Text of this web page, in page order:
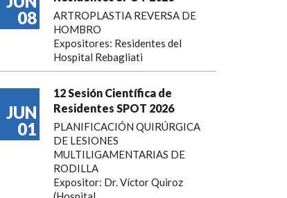
08
ARTROPLASTIA REVERSA DE
HOMBRO
Expositores: Residentes del
Hospital Rebagliati
JUN
01
12 Sesión Científica de
Residentes SPOT 2026
PLANIFICACIÓN QUIRÚRGICA
DE LESIONES
MULTILIGAMENTARIAS DE
RODILLA
Expositor: Dr. Víctor Quiroz